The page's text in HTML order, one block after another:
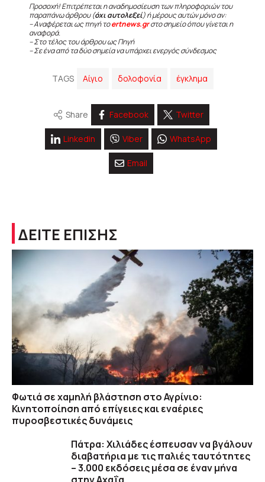
Προσοχή! Επιτρέπεται η αναδημοσίευση των πληροφοριών του
παραπάνω άρθρου (όχι αυτολεξεί) ή μέρους αυτών μόνο αν:
– Αναφέρεται ως πηγή τοertnews.grστο σημείο όπου γίνεται η
αναφορά.
– Στο τέλος του άρθρου ως Πηγή
– Σε ένα από τα δύο σημεία να υπάρχει ενεργός σύνδεσμος
TAGS Αίγιο δολοφονία έγκλημα
Share Facebook Twitter
Linkedin Viber WhatsApp
Email
ΔΕΙΤΕ ΕΠΙΣΗΣ
Φωτιά σε χαμηλή βλάστηση στο Αγρίνιο:
Κινητοποίηση από επίγειες και εναέριες
πυροσβεστικές δυνάμεις
Πάτρα: Χιλιάδες έσπευσαν να βγάλουν
διαβατήρια με τις παλιές ταυτότητες
– 3.000 εκδόσεις μέσα σε έναν μήνα